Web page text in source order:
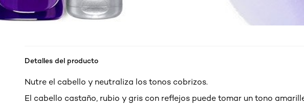
Detalles del producto
Nutre el cabello y neutraliza los tonos cobrizos.
El cabello castaño, rubio y gris con reflejos puede tomar un tono